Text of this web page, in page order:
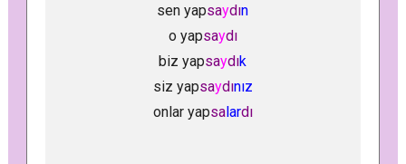
sen yapsaydın
o yapsaydı
biz yapsaydık
siz yapsaydınız
onlar yapsalardı